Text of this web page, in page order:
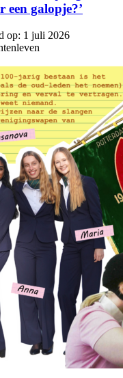
een galopje?’
op: 1 juli 2026